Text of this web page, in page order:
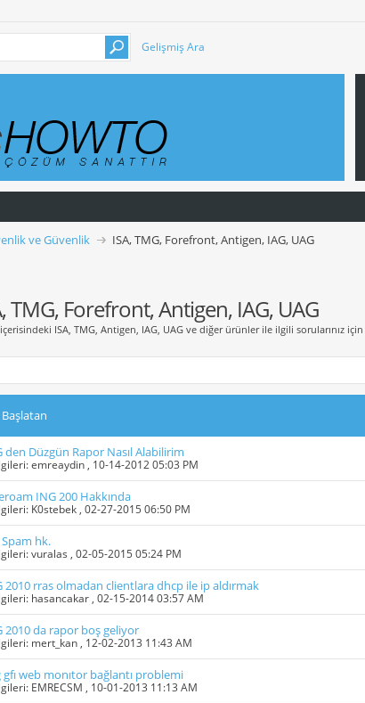
Gelişmiş Ara
ve Güvenlik ISA, TMG, Forefront, Antigen, IAG, UAG
TMG, Forefront, Antigen, IAG, UAG
ISA, TMG, Antigen, IAG, UAG ve diğer ürünler ile ilgili sorularınız için
den Düzgün Rapor Nasıl Alabilirim
emreaydin , 10-14-2012 05:03 PM
ING 200 Hakkında
K0stebek , 02-27-2015 06:50 PM
hk.
vuralas , 02-05-2015 05:24 PM
2010 rras olmadan clientlara dhcp ile ip aldırmak
hasancakar , 02-15-2014 03:57 AM
2010 da rapor boş geliyor
mert_kan , 12-02-2013 11:43 AM
gfı web monıtor bağlantı problemi
EMRECSM , 10-01-2013 11:13 AM